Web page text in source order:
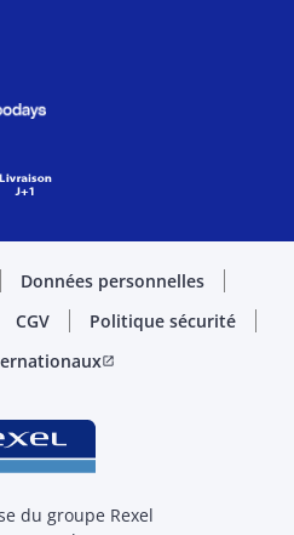
Données personnelles
CGV
Politique sécurité
open_in_new
du groupe Rexel